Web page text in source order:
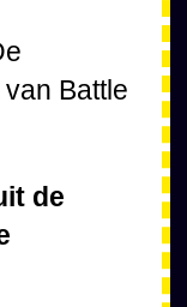
Battle
de